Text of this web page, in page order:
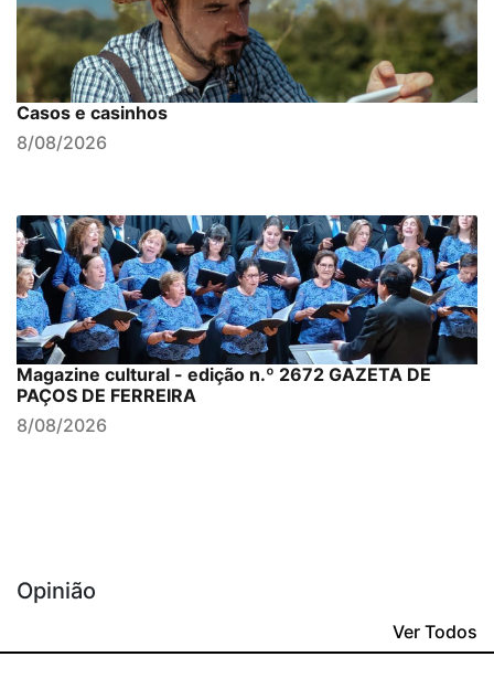
Casos e casinhos
8/08/2026
Magazine cultural - edição n.º 2672 GAZETA DE
PAÇOS DE FERREIRA
8/08/2026
Opinião
Ver Todos